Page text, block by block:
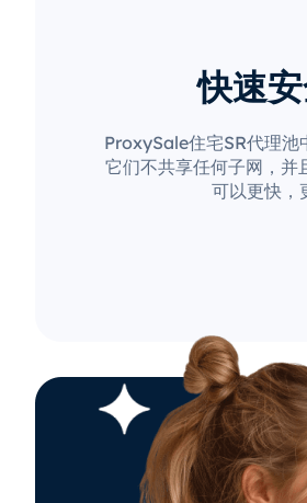
快速
ProxySale住宅SR代理池
它们不共享任何子网，
可以更快，